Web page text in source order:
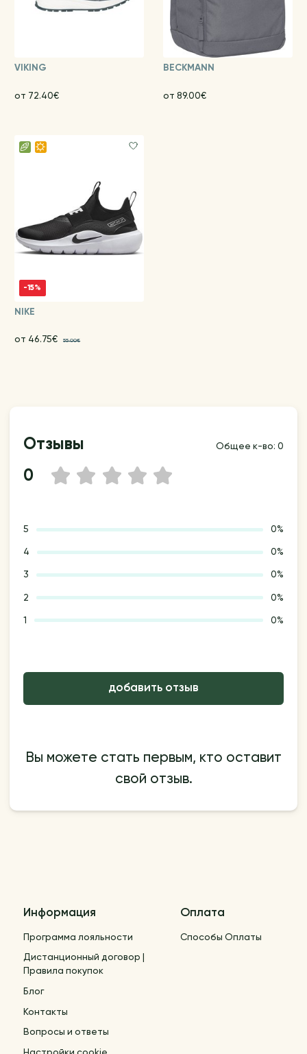
VIKING
от 72.40€
BECKMANN
от 89.00€
-15%
NIKE
от 46.75€ 55.00€
Отзывы Общее к-во: 0
0 5
4
3
2
1
5 0%
4 0%
3 0%
2 0%
1 0%
добавить отзыв
Вы можете стать первым, кто оставит
свой отзыв.
Информация
Программа лояльности
Дистанционный договор |
Правила покупок
Блог
Контакты
Вопросы и ответы
Оплата
Способы Оплаты